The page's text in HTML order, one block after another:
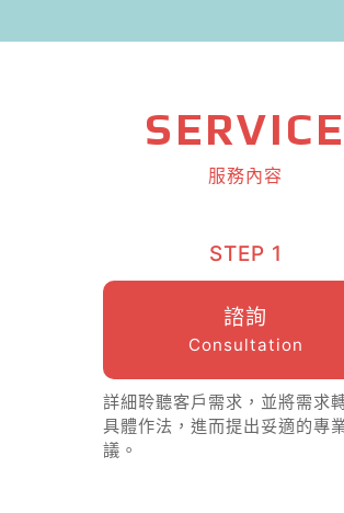
SERVICE
服務內容
STEP 1
諮詢
Consultation
詳細聆聽客戶需求，並將需求
具體作法，進而提出妥適的專
議。